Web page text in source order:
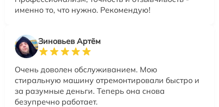
именно то, что нужно. Рекомендую!
Зиновьев Артём
Очень доволен обслуживанием. Мою
стиральную машину отремонтировали быстро и
за разумные деньги. Теперь она снова
безупречно работает.